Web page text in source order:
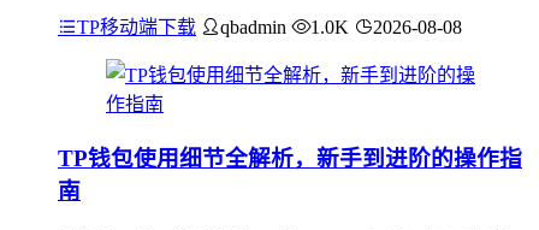
TP移动端下载 qbadmin 1.0K 2026-08-08
TP钱包使用细节全解析，新手到进阶的操作指
南